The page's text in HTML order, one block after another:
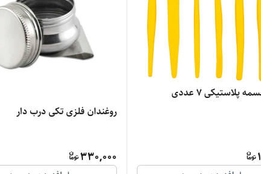
پلاستیکی 7 عددی
روغندان فلزی تکی درب دار
330,000